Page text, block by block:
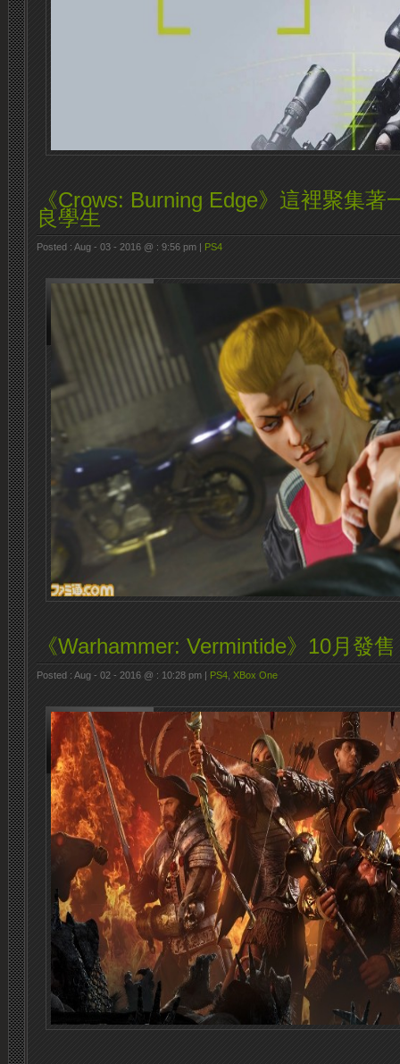
《Crows: Burning Edge》這裡聚集著
良學生
Posted : Aug - 03 - 2016 @ : 9:56 pm | PS4
《Warhammer: Vermintide》10月發售
Posted : Aug - 02 - 2016 @ : 10:28 pm | PS4 XBox One